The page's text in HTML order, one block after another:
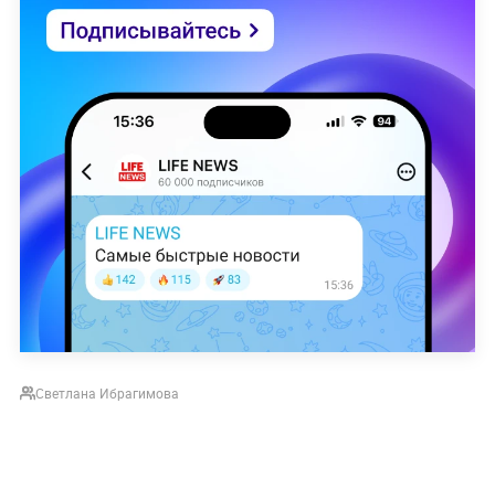
Светлана Ибрагимова